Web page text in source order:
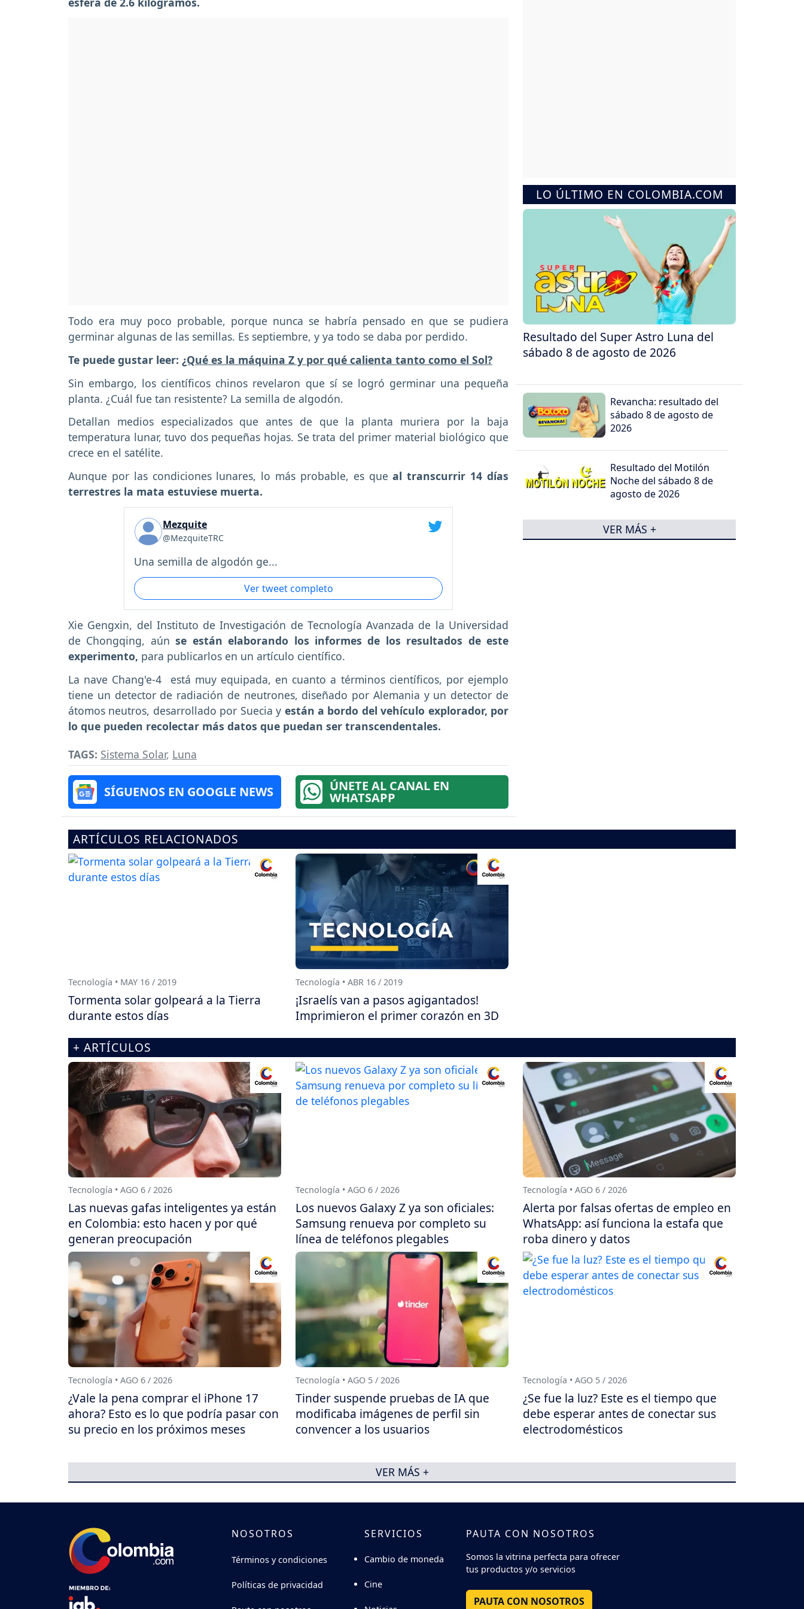
Todo era muy poco probable, porque nunca se habría pensado en que se pudiera
germinar algunas de las semillas. Es septiembre, y ya todo se daba por perdido.
Te puede gustar leer: ¿Qué es la máquina Z y por qué calienta tanto como el Sol?
Sin embargo, los científicos chinos revelaron que sí se logró germinar una pequeña
planta. ¿Cuál fue tan resistente? La semilla de algodón.
Detallan medios especializados que antes de que la planta muriera por la baja
temperatura lunar, tuvo dos pequeñas hojas. Se trata del primer material biológico que
crece en el satélite.
Aunque por las condiciones lunares, lo más probable, es queal transcurrir 14 días
terrestres la mata estuviese muerta.
Mezquite
@MezquiteTRC
Una semilla de algodón ge...
Ver tweet completo
Xie Gengxin, del Instituto de Investigación de Tecnología Avanzada de la Universidad
de Chongqing, aún se están elaborando los informes de los resultados de este
experimento, para publicarlos en un artículo científico.
La nave Chang'e-4 está muy equipada, en cuanto a términos científicos, por ejemplo
tiene un detector de radiación de neutrones, diseñado por Alemania y un detector de
átomos neutros, desarrollado por Suecia y están a bordo del vehículo explorador, por
lo que pueden recolectar más datos que puedan ser transcendentales.
TAGS: Sistema Solar, Luna
SÍGUENOS EN GOOGLE NEWS ÚNETE AL CANAL EN
WHATSAPP
LO ÚLTIMO EN COLOMBIA.COM
Resultado del Super Astro Luna del
sábado 8 de agosto de 2026
Revancha: resultado del
sábado 8 de agosto de
2026
Resultado del Motilón
Noche del sábado 8 de
agosto de 2026
VER MÁS +
ARTÍCULOS RELACIONADOS
Tecnología • MAY 16 / 2019
Tormenta solar golpeará a la Tierra
durante estos días
Tecnología • ABR 16 / 2019
¡Israelís van a pasos agigantados!
Imprimieron el primer corazón en 3D
+ ARTÍCULOS
Tecnología • AGO 6 / 2026
Las nuevas gafas inteligentes ya están
en Colombia: esto hacen y por qué
generan preocupación
Tecnología • AGO 6 / 2026
Los nuevos Galaxy Z ya son oficiales:
Samsung renueva por completo su
línea de teléfonos plegables
Tecnología • AGO 6 / 2026
Alerta por falsas ofertas de empleo en
WhatsApp: así funciona la estafa que
roba dinero y datos
Tecnología • AGO 6 / 2026
¿Vale la pena comprar el iPhone 17
ahora? Esto es lo que podría pasar con
su precio en los próximos meses
Tecnología • AGO 5 / 2026
Tinder suspende pruebas de IA que
modificaba imágenes de perfil sin
convencer a los usuarios
Tecnología • AGO 5 / 2026
¿Se fue la luz? Este es el tiempo que
debe esperar antes de conectar sus
electrodomésticos
VER MÁS +
NOSOTROS
Términos y condiciones
Políticas de privacidad
SERVICIOS
Cambio de moneda
Cine
PAUTA CON NOSOTROS
Somos la vitrina perfecta para ofrecer
tus productos y/o servicios
PAUTA CON NOSOTROS